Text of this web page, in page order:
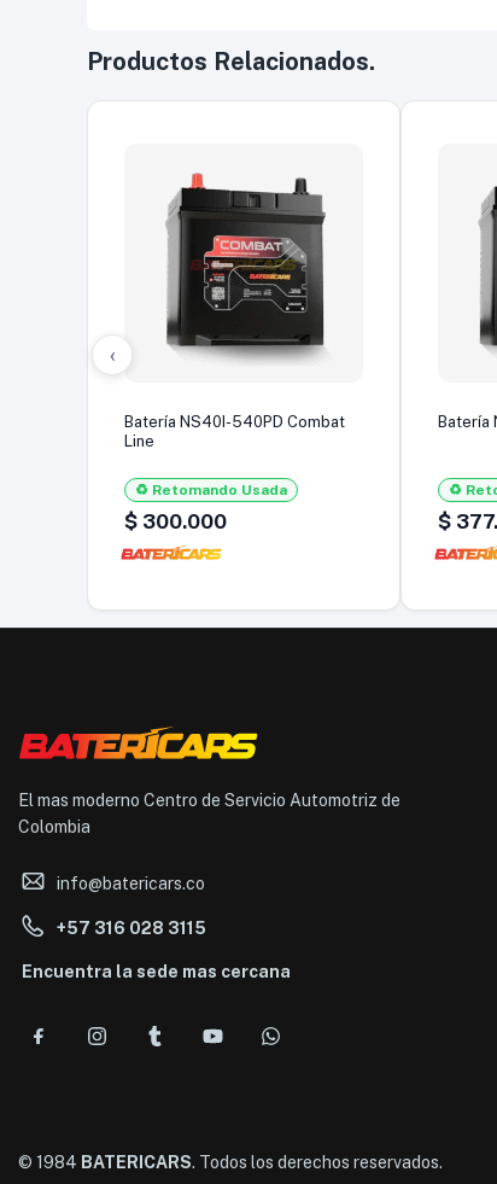
Productos Relacionados.
‹
Batería NS40I-540PD Combat
Line
♻️ Retomando Usada
$ 300.000
Batería
♻️
$
El mas moderno Centro de Servicio Automotriz de
Colombia
info@batericars.co
+57 316 028 3115
Encuentra la sede mas cercana
© 1984 BATERICARS. Todos los derechos reservados.